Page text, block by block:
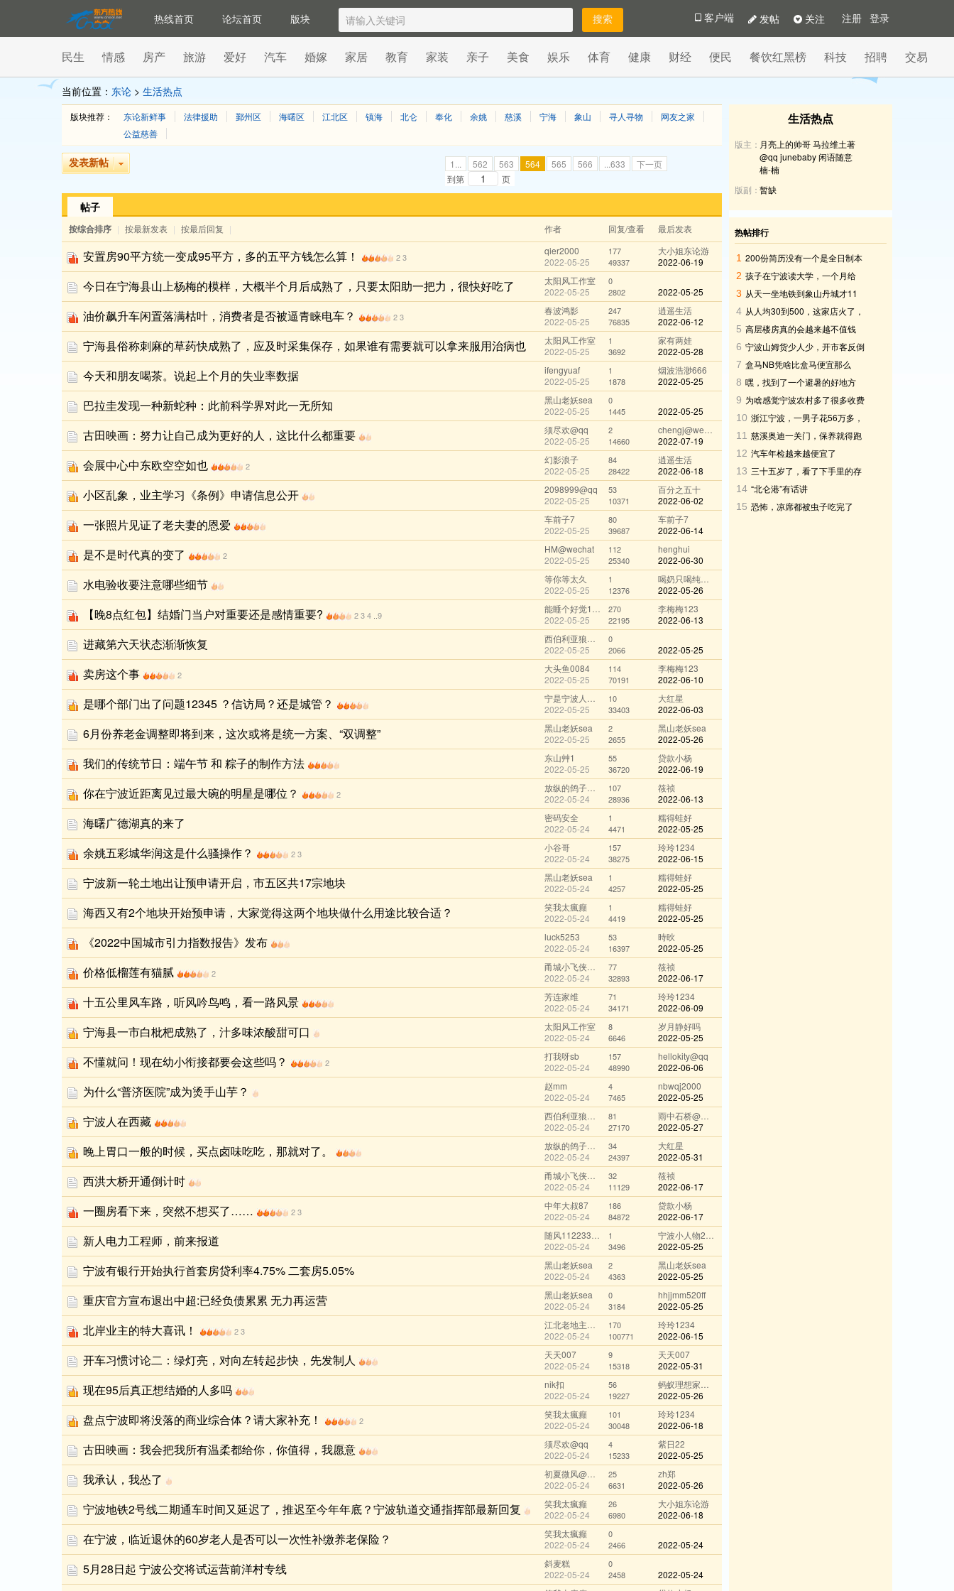
热线首页 论坛首页 版块 注册 登录
关注
发帖
客户端
民生 情感 房产 旅游 爱好 汽车 婚嫁 家居 教育 家装 亲子 美食 娱乐 体育 健康 财经 便民 餐饮红黑榜 科技 招聘 交易
当前位置： 东论 > 生活热点
版块推荐： 东论新鲜事 法律援助 鄞州区 海曙区 江北区 镇海 北仑 奉化 余姚 慈溪 宁海 象山 寻人寻物
网友之家
公益慈善
发表新帖 1... 562 563 564 565 566 ...633
下一页
到第
页
帖子
按综合排序 | 按最新发表 | 按最后回复 | 作者 回复/查看 最后发表
安置房90平方统一变成95平方，多的五平方钱怎么算！ 23
qier2000
2022-05-25
177
49337
大小姐东论游
2022-06-19
今日在宁海县山上杨梅的模样，大概半个月后成熟了，只要太阳助一把力，很快好吃了
太阳风工作室
2022-05-25
0
2802
2022-05-25
油价飙升车闲置落满枯叶，消费者是否被逼青睐电车？ 23
春波鸿影
2022-05-25
247
76835
逍遥生活
2022-06-12
宁海县俗称刺麻的草药快成熟了，应及时采集保存，如果谁有需要就可以拿来服用治病也
太阳风工作室
2022-05-25
1
3692
家有两娃
2022-05-28
今天和朋友喝茶。说起上个月的失业率数据
ifengyuaf
2022-05-25
1
1878
烟波浩渺666
2022-05-25
巴拉圭发现一种新蛇种：此前科学界对此一无所知
黑山老妖sea
2022-05-25
0
1445
2022-05-25
古田映画：努力让自己成为更好的人，这比什么都重要
须尽欢@qq
2022-05-25
2
14660
2022-07-19
会展中心中东欧空空如也 2
幻影浪子
2022-05-25
84
28422
逍遥生活
2022-06-18
小区乱象，业主学习《条例》申请信息公开
2098999@qq
2022-05-25
53
10371
百分之五十
2022-06-02
一张照片见证了老夫妻的恩爱
车前子7
2022-05-25
80
39687
车前子7
2022-06-14
是不是时代真的变了 2
HM@wechat
2022-05-25
112
25340
henghui
2022-06-30
水电验收要注意哪些细节
等你等太久
2022-05-25
1
12376
2022-05-26
【晚8点红包】结婚门当户对重要还是感情重要? 234 9
2022-05-25
270
22195
李梅梅123
2022-06-13
进藏第六天状态渐渐恢复
2022-05-25
0
2066
2022-05-25
卖房这个事 2
大头鱼0084
2022-05-25
114
70191
李梅梅123
2022-06-10
是哪个部门出了问题12345 ？信访局？还是城管？
2022-05-25
10
33403
大红星
2022-06-03
6月份养老金调整即将到来，这次或将是统一方案、“双调整”
黑山老妖sea
2022-05-25
2
2655
黑山老妖sea
2022-05-26
我们的传统节日：端午节 和 粽子的制作方法
东山艸1
2022-05-25
55
36720
贷款小杨
2022-06-19
你在宁波近距离见过最大碗的明星是哪位？ 2
2022-05-24
107
28936
筱祯
2022-06-13
海曙广德湖真的来了
密码安全
2022-05-24
1
4471
糯得蛙好
2022-05-25
余姚五彩城华润这是什么骚操作？ 23
小谷哥
2022-05-24
157
38275
玲玲1234
2022-06-15
宁波新一轮土地出让预申请开启，市五区共17宗地块
黑山老妖sea
2022-05-24
1
4257
糯得蛙好
2022-05-25
海西又有2个地块开始预申请，大家觉得这两个地块做什么用途比较合适？
笑我太瘋癲
2022-05-24
1
4419
糯得蛙好
2022-05-25
《2022中国城市引力指数报告》发布
luck5253
2022-05-24
53
16397
時炚
2022-05-25
价格低榴莲有猫腻 2
2022-05-24
77
32893
筱祯
2022-06-17
十五公里风车路，听风吟鸟鸣，看一路风景
芳连家维
2022-05-24
71
34171
玲玲1234
2022-06-09
宁海县一市白枇杷成熟了，汁多味浓酸甜可口
太阳风工作室
2022-05-24
8
6646
岁月静好吗
2022-05-25
不懂就问！现在幼小衔接都要会这些吗？ 2
打我呀sb
2022-05-24
157
48990
hellokity@qq
2022-06-06
为什么“普济医院”成为烫手山芋？
赵mm
2022-05-24
4
7465
nbwqj2000
2022-05-25
宁波人在西藏
2022-05-24
81
27170
2022-05-27
晚上胃口一般的时候，买点卤味吃吃，那就对了。
2022-05-24
34
24397
大红星
2022-05-31
西洪大桥开通倒计时
2022-05-24
32
11129
筱祯
2022-06-17
一圈房看下来，突然不想买了…… 23
中年大叔87
2022-05-24
186
84872
贷款小杨
2022-06-17
新人电力工程师，前来报道
2022-05-24
1
3496
2022-05-25
宁波有银行开始执行首套房贷利率4.75% 二套房5.05%
黑山老妖sea
2022-05-24
2
4363
黑山老妖sea
2022-05-25
重庆官方宣布退出中超:已经负债累累 无力再运营
黑山老妖sea
2022-05-24
0
3184
hhjjmm520ff
2022-05-25
北岸业主的特大喜讯！ 23
2022-05-24
170
100771
玲玲1234
2022-06-15
开车习惯讨论二：绿灯亮，对向左转起步快，先发制人
天天007
2022-05-24
9
15318
天天007
2022-05-31
现在95后真正想结婚的人多吗
nik扣
2022-05-24
56
19227
2022-05-26
盘点宁波即将没落的商业综合体？请大家补充！ 2
笑我太瘋癲
2022-05-24
101
30048
玲玲1234
2022-06-18
古田映画：我会把我所有温柔都给你，你值得，我愿意
须尽欢@qq
2022-05-24
4
15233
紫日22
2022-05-25
我承认，我怂了
2022-05-24
25
6631
zh郑
2022-05-26
宁波地铁2号线二期通车时间又延迟了，推迟至今年年底？宁波轨道交通指挥部最新回复
笑我太瘋癲
2022-05-24
26
6980
大小姐东论游
2022-06-18
在宁波，临近退休的60岁老人是否可以一次性补缴养老保险？
笑我太瘋癲
2022-05-24
0
2466
2022-05-24
5月28日起 宁波公交将试运营前洋村专线
斜麦糕
2022-05-24
0
2458
2022-05-24
生活热点
版主： 月亮上的帅哥马拉维土著
@qq junebaby闲语随意
楠-楠
版副：暂缺
热帖排行
1 200份简历没有一个是全日制本
科生
2 孩子在宁波读大学，一个月给
2000元生活费够吗
3 从天一坐地铁到象山丹城才11
元，这价格太划算了吧
4 从人均30到500，这家店火了，
我却再也不想去
5 高层楼房真的会越来越不值钱
吗，还是网上在制造焦虑
6 宁波山姆货少人少，开市客反倒
人气旺起来了
7 盒马NB凭啥比盒马便宜那么
多？
8 嘿，找到了一个避暑的好地方
9 为啥感觉宁波农村多了很多收费
杆，是车太多了吗
10 浙江宁波，一男子花56万多，
买了66部苹果16Pr
11 慈溪奥迪一关门，保养就得跑
杭州？这谁扛得住
12 汽车年检越来越便宜了
13 三十五岁了，看了下手里的存
款十五万，这正常吗?
14 “北仑港”有话讲
15 恐怖，凉席都被虫子吃完了